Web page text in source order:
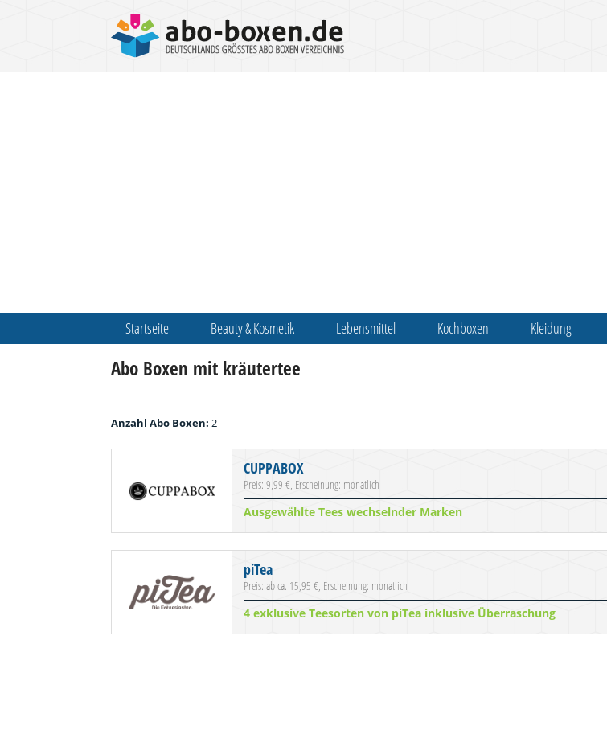
Startseite Beauty & Kosmetik Lebensmittel Kochboxen Kleidung
Abo Boxen mit kräutertee
Anzahl Abo Boxen: 2
CUPPABOX
Preis: 9,99 €, Erscheinung: monatlich
Ausgewählte Tees wechselnder Marken
piTea
Preis: ab ca. 15,95 €, Erscheinung: monatlich
4 exklusive Teesorten von piTea inklusive Überraschung